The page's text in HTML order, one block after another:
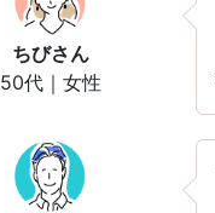
ちびさん
50代｜女性